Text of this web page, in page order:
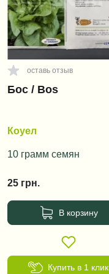
оставь отзыв
Бос / Bos
Коуел
10 грамм семян
25 грн.
В корзину
Купить в 1 клик